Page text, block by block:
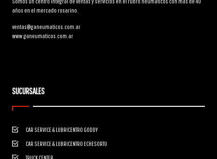
años en el mercado rosarino.
ventas@ganeumaticos.com.ar
www.ganeumaticos.com.ar
SUCURSALES
CAR SERVICE & LUBRICENTRO GODOY
CAR SERVICE & LUBRICENTRO ECHESORTU